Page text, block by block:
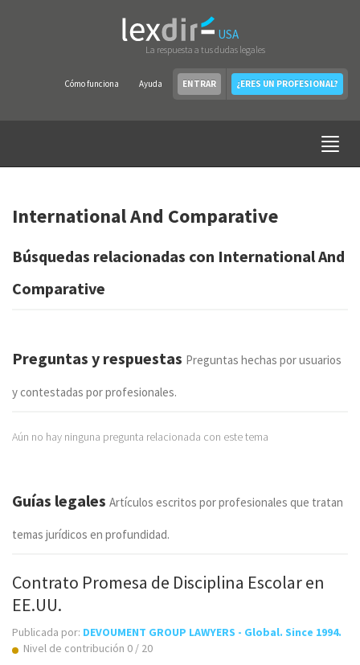
USA
La respuesta a tus dudas legales
Cómo funciona Ayuda ENTRAR ¿ERES UN PROFESIONAL?
International And Comparative
Búsquedas relacionadas con International And
Comparative
Preguntas y respuestas Preguntas hechas por usuarios
y contestadas por profesionales.
Aún no hay ninguna pregunta relacionada con este tema
Guías legales Artículos escritos por profesionales que tratan
temas jurídicos en profundidad.
Contrato Promesa de Disciplina Escolar en
EE.UU.
Publicada por: DEVOUMENT GROUP LAWYERS - Global. Since 1994.
Nivel de contribución 0 / 20